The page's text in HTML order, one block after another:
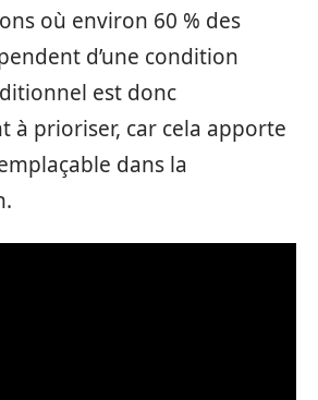
où environ 60 % des
d’une condition
est donc
à prioriser, car cela apporte
dans la